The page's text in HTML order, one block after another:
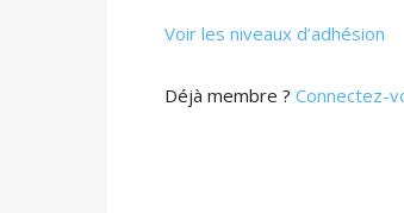
Voir les niveaux d’adhésion
Déjà membre ? Connectez-